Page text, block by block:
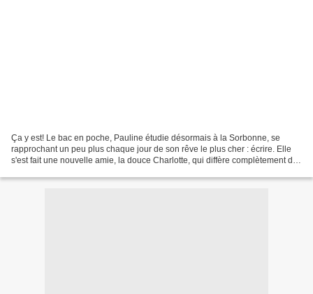
Ça y est! Le bac en poche, Pauline étudie désormais à la Sorbonne, se
rapprochant un peu plus chaque jour de son rêve le plus cher : écrire. Elle
s'est fait une nouvelle amie, la douce Charlotte, qui diffère complètement de